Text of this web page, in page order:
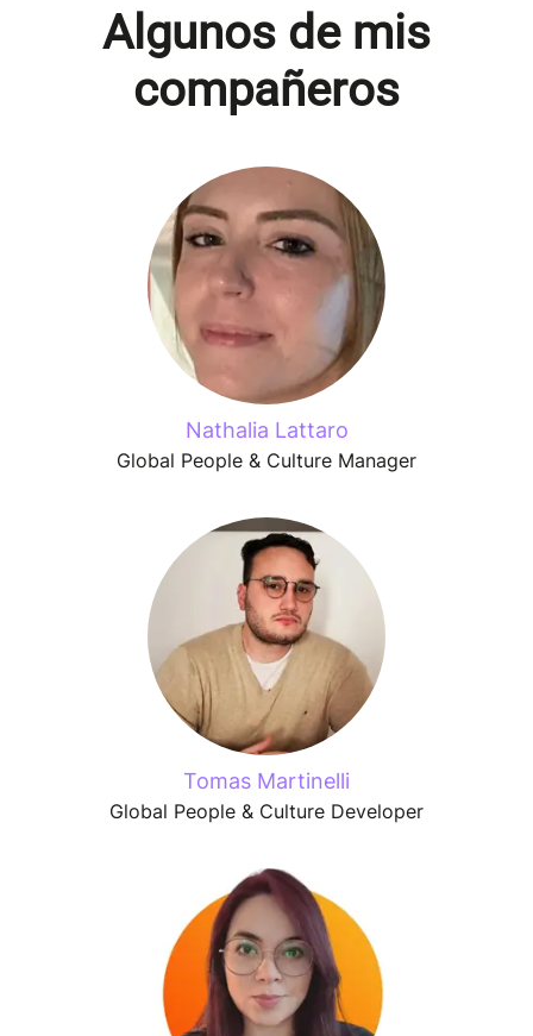
Algunos de mis
compañeros
Nathalia Lattaro
Global People & Culture Manager
Tomas Martinelli
Global People & Culture Developer